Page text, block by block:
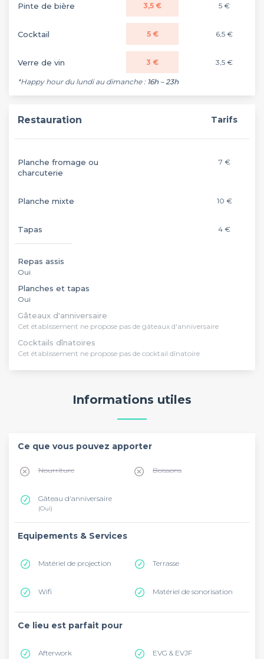
Pinte de bière 3,5 € 5 €
Cocktail 5 € 6,5 €
Verre de vin 3 € 3,5 €
*Happy hour du lundi au dimanche : 16h – 23h
Restauration Tarifs
Planche fromage ou
charcuterie
7 €
Planche mixte 10 €
Tapas 4 €
Repas assis
Oui
Planches et tapas
Oui
Gâteaux d'anniversaire
Cet établissement ne propose pas de gâteaux d'anniversaire
Cocktails dînatoires
Cet établissement ne propose pas de cocktail dînatoire
Informations utiles
Ce que vous pouvez apporter
Nourriture Boissons
Gâteau d'anniversaire
(Oui)
Equipements & Services
Matériel de projection Terrasse
Wifi Matériel de sonorisation
Ce lieu est parfait pour
Afterwork EVG & EVJF